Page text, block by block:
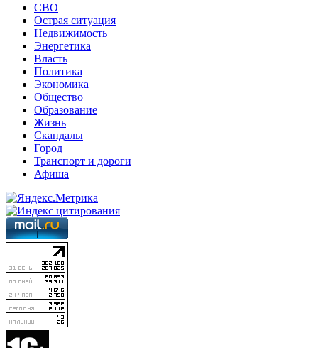
СВО
Острая ситуация
Недвижимость
Энергетика
Власть
Политика
Экономика
Общество
Образование
Жизнь
Скандалы
Город
Транспорт и дороги
Афиша